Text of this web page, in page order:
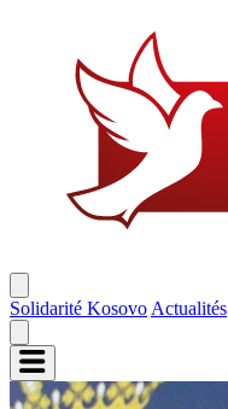
Solidarité Kosovo Actualités